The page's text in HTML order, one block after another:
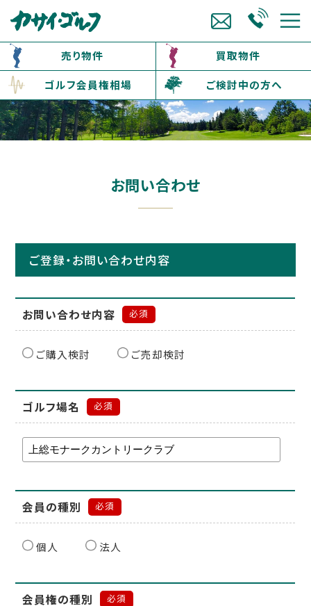
売り物件
買取物件
ゴルフ会員権相場
ご検討中の方へ
お問い合わせ
ご登録・お問い合わせ内容
お問い合わせ内容 必須
ご購入検討 ご売却検討
ゴルフ場名 必須
会員の種別 必須
個人 法人
会員権の種別 必須